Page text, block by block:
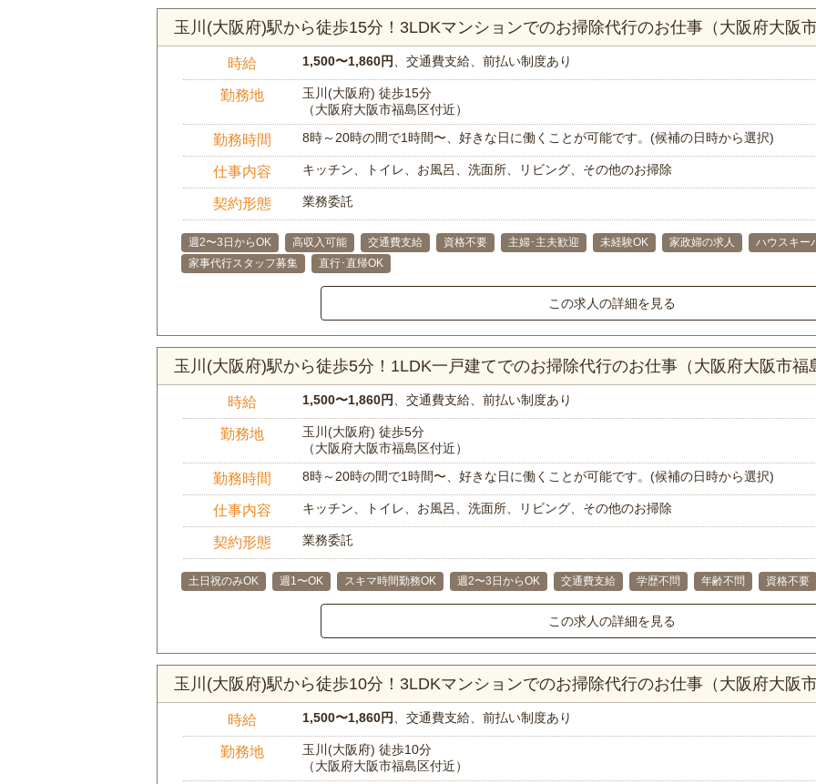
玉川(大阪府)駅から徒歩15分！3LDKマンションでのお掃除代行のお仕事（大阪府大阪市
時給 1,500〜1,860円 、交通費支給、前払い制度あり
勤務地
玉川(大阪府) 徒歩15分
（大阪府大阪市福島区付近）
勤務時間 8時～20時の間で1時間〜、好きな日に働くことが可能です。(候補の日時から選択)
仕事内容 キッチン、トイレ、お風呂、洗面所、リビング、その他のお掃除
契約形態 業務委託
週2〜3日からOK 高収入可能 交通費支給 資格不要 主婦･主夫歓迎 未経験OK 家政婦の求人 ハウスキー
家事代行スタッフ募集
直行･直帰OK
この求人の詳細を見る
玉川(大阪府)駅から徒歩5分！1LDK一戸建てでのお掃除代行のお仕事（大阪府大阪市福
時給 1,500〜1,860円 、交通費支給、前払い制度あり
勤務地
玉川(大阪府) 徒歩5分
（大阪府大阪市福島区付近）
勤務時間 8時～20時の間で1時間〜、好きな日に働くことが可能です。(候補の日時から選択)
仕事内容 キッチン、トイレ、お風呂、洗面所、リビング、その他のお掃除
契約形態 業務委託
土日祝のみOK 週1〜OK スキマ時間勤務OK 週2〜3日からOK 交通費支給 学歴不問 年齢不問 資格不要
この求人の詳細を見る
玉川(大阪府)駅から徒歩10分！3LDKマンションでのお掃除代行のお仕事（大阪府大阪市
時給 1,500〜1,860円 、交通費支給、前払い制度あり
勤務地
玉川(大阪府) 徒歩10分
（大阪府大阪市福島区付近）